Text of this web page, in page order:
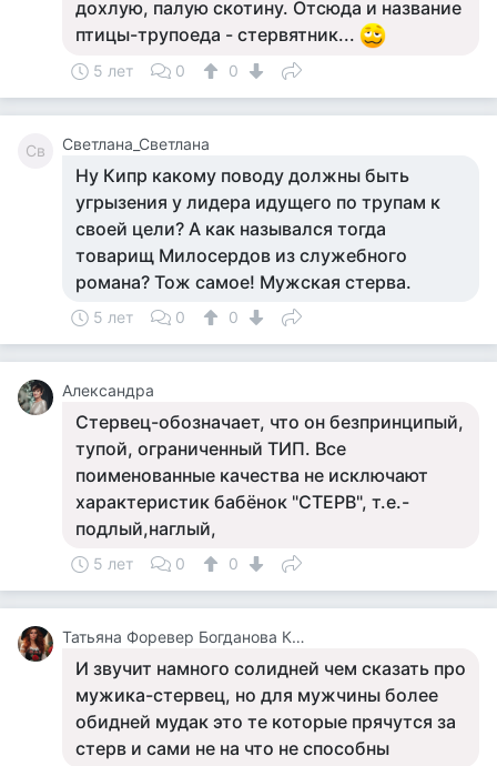
дохлую, палую скотину. Отсюда и название
птицы-трупоеда - стервятник...
5 лет 0 0
Св Светлана_Светлана
Ну Кипр какому поводу должны быть
угрызения у лидера идущего по трупам к
своей цели? А как назывался тогда
товарищ Милосердов из служебного
романа? Тож самое! Мужская стерва.
5 лет 0 0
Александра
Стервец-обозначает, что он безпринципый,
тупой, ограниченный ТИП. Все
поименованные качества не исключают
характеристик бабёнок "СТЕРВ", т.е.-
подлый,наглый,
5 лет 0 0
Татьяна Форевер Богданова Картина Дали Пять Минут До Пробуждения Или Кормежки Кошек
И звучит намного солидней чем сказать про
мужика-стервец, но для мужчины более
обидней мудак это те которые прячутся за
стерв и сами не на что не способны